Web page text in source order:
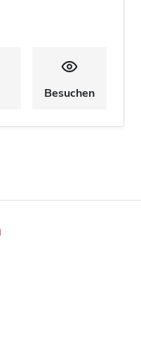
Besuchen